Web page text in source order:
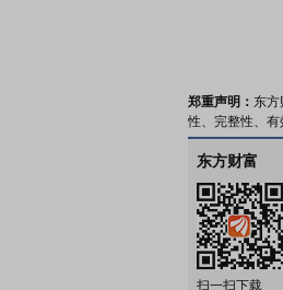
郑重声明： 东
性、完整性、有
东方财富
扫一扫下载